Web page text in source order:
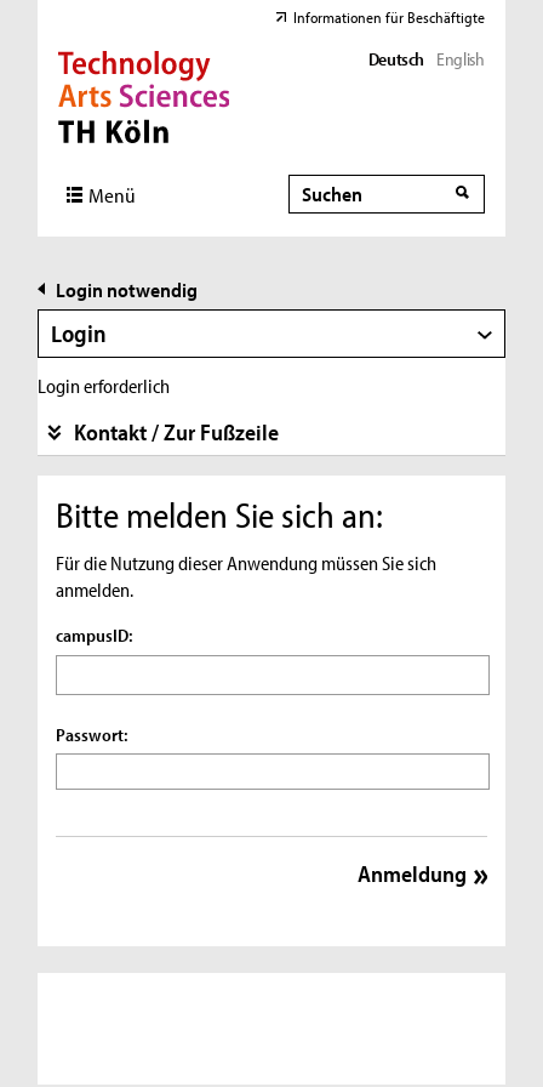
Direkt zur Hauptnavigation
Direkt zur Subnavigation
Direkt zum Inhalt
Direkt zum Fußbereich
Informationen für Beschäftigte
Deutsch English
Menü Suche
Suche
Login notwendig
Login
Login erforderlich
Kontakt / Zur Fußzeile
Bitte melden Sie sich an:
Für die Nutzung dieser Anwendung müssen Sie sich
anmelden.
campusID:
Passwort: